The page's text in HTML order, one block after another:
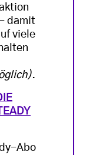
damit
viele
.
Abo